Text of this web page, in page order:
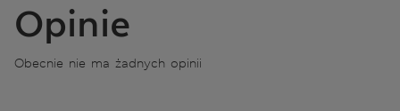
Opinie
Obecnie nie ma żadnych opinii